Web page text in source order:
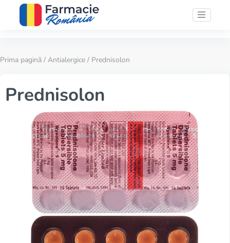
Prima pagină / Antialergice / Prednisolon
Prednisolon